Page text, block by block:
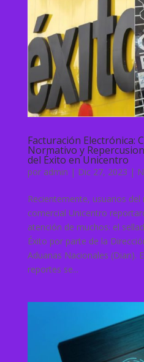
Facturación Electrónica:
Normativo y
del Éxito en Unicentro
por admin | Dic 27, 2023 |
Recientemente, usuarios
comercial Unicentro
atención de muchos: el
Éxito por parte de la
Aduanas Nacionales (Dian).
reportes se...